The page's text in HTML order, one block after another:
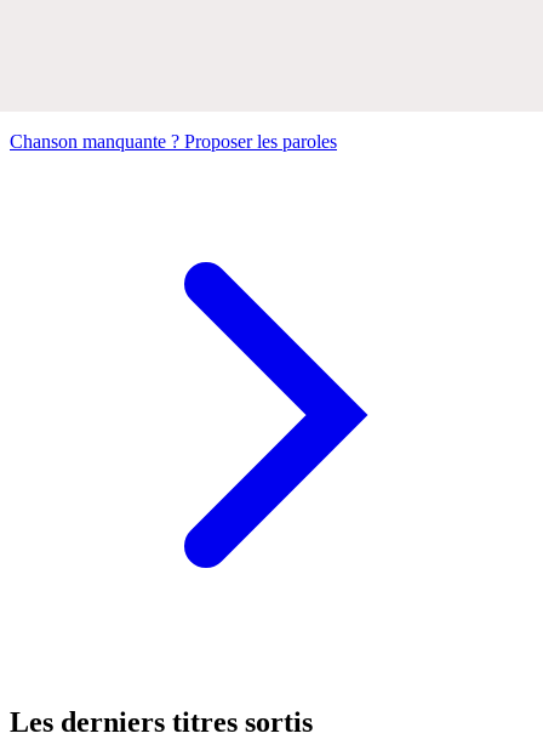
Chanson manquante ? Proposer les paroles
Les derniers titres sortis